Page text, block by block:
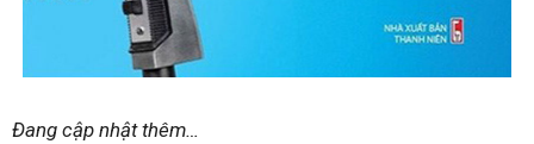
Đang cập nhật thêm…